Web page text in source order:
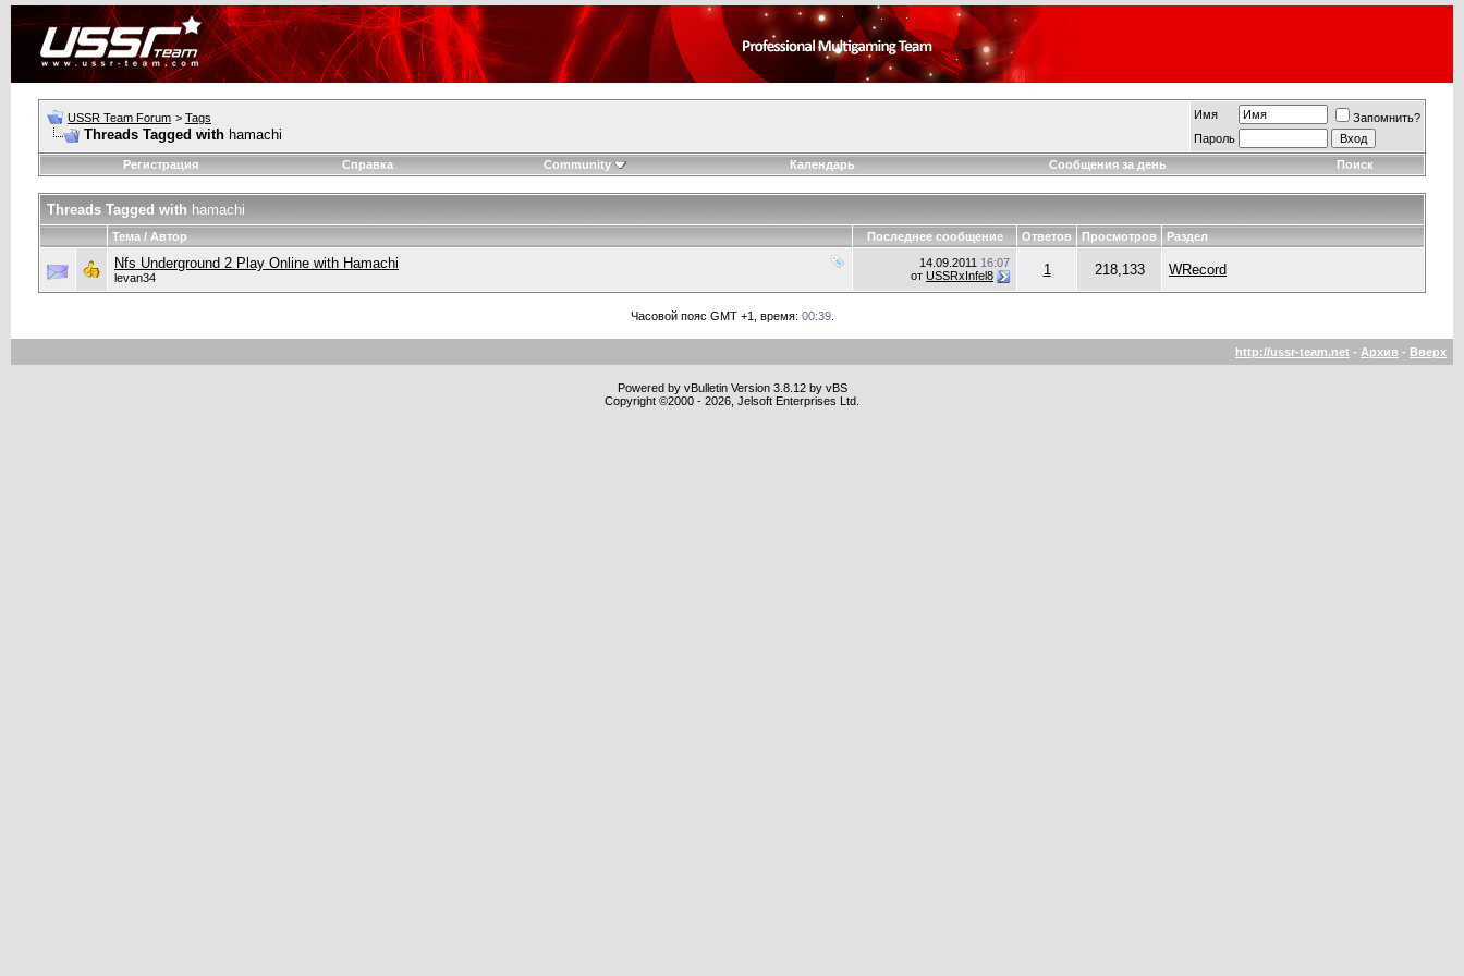
USSR Team Forum > Tags
Threads Tagged with hamachi
Имя
Запомнить?
Пароль
Регистрация
Справка Community Календарь Сообщения за день Поиск
Threads Tagged with hamachi
Тема / Автор Последнее сообщение Ответов Просмотров Раздел
Nfs Underground 2 Play Online with Hamachi
levan34
14.09.2011 16:07
от USSRxInfel8 1 218,133 WRecord
Часовой пояс GMT +1, время: 00:39.
http://ussr-team.net - Архив - Вверх
Powered by vBulletin Version 3.8.12 by vBS
Copyright ©2000 - 2026, Jelsoft Enterprises Ltd.